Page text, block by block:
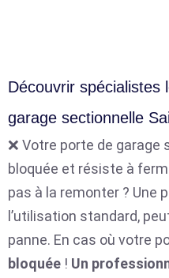
Découvrir spécialistes
garage sectionnelle
❌ Votre porte de
bloquée et résiste à
pas à la remonter ? Une
l’utilisation standard,
panne. En cas où votre
bloquée ! Un